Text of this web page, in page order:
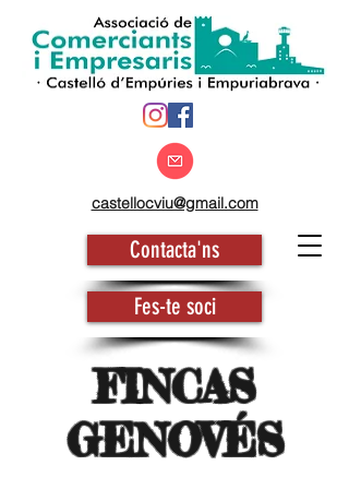
castellocviu@gmail.com
Contacta'ns
Fes-te soci
FINCAS
GENOVÉS